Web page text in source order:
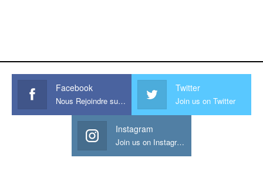
Facebook
Nous Rejoindre sur Facebook
Twitter
Join us on Twitter
Instagram
Join us on Instagram